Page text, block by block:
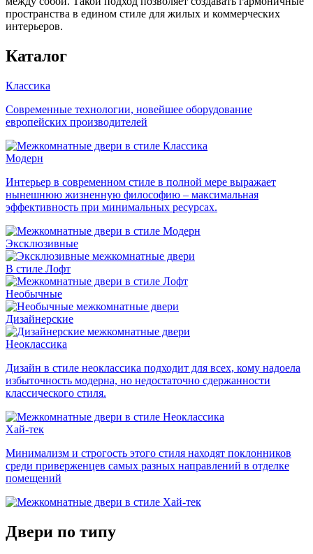
пространства в едином стиле для жилых и коммерческих
интерьеров.
Каталог
Классика
Современные технологии, новейшее оборудование
европейских производителей
Модерн
Интерьер в современном стиле в полной мере выражает
нынешнюю жизненную философию – максимальная
эффективность при минимальных ресурсах.
Эксклюзивные
В стиле Лофт
Необычные
Дизайнерские
Неоклассика
Дизайн в стиле неоклассика подходит для всех, кому надоела
избыточность модерна, но недостаточно сдержанности
классического стиля.
Хай-тек
Минимализм и строгость этого стиля находят поклонников
среди приверженцев самых разных направлений в отделке
помещений
Двери по типу